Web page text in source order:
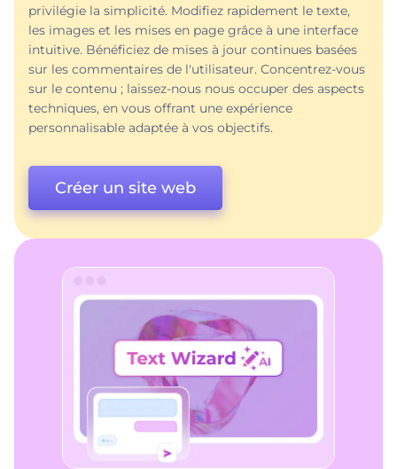
privilégie la simplicité. Modifiez rapidement le texte,
les images et les mises en page grâce à une interface
intuitive. Bénéficiez de mises à jour continues basées
sur les commentaires de l'utilisateur. Concentrez-vous
sur le contenu ; laissez-nous nous occuper des aspects
techniques, en vous offrant une expérience
personnalisable adaptée à vos objectifs.
Créer un site web